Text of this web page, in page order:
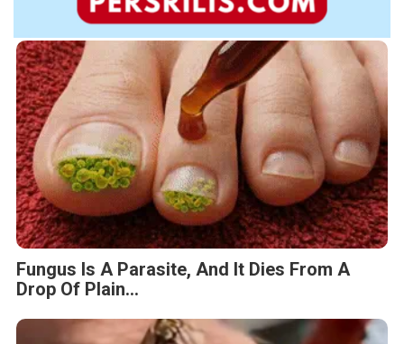
Fungus Is A Parasite, And It Dies From A
Drop Of Plain...